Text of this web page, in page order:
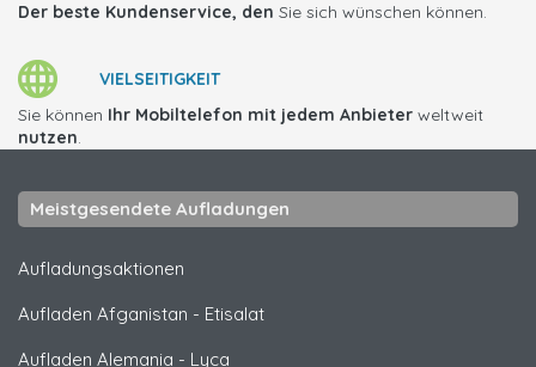
Der beste Kundenservice, den Sie sich wünschen können.
VIELSEITIGKEIT
Sie können Ihr Mobiltelefon mit jedem Anbieter weltweit
nutzen.
Meistgesendete Aufladungen
Aufladungsaktionen
Aufladen Afganistan - Etisalat
Aufladen Alemania - Lyca